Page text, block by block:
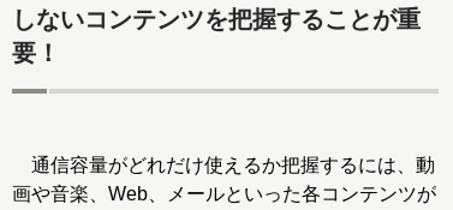
しないコンテンツを把握することが重
要！
通信容量がどれだけ使えるか把握するには、動
画や音楽、Web、メールといった各コンテンツが